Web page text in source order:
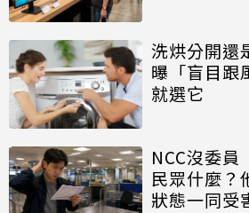
洗烘分開還
曝「盲目跟
就選它
NCC沒委員
民眾什麼？
狀態一同受